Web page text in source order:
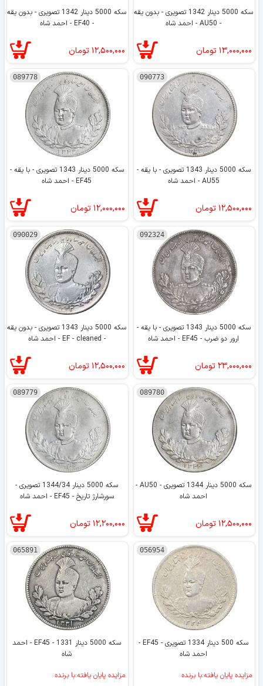
سکه 5000 دینار 1342 تصویری - بدون یقه
- AU50 - احمد شاه
۱۳,۰۰۰,۰۰۰تومان
سکه 5000 دینار 1342 تصویری - بدون یقه
- EF40 - احمد شاه
۱۲,۵۰۰,۰۰۰تومان
090773
سکه 5000 دینار 1343 تصویری - با یقه -
AU55 - احمد شاه
۱۲,۵۰۰,۰۰۰تومان
089778
سکه 5000 دینار 1343 تصویری - با یقه -
EF45 - احمد شاه
۱۲,۰۰۰,۰۰۰تومان
092324
سکه 5000 دینار 1343 تصویری - با یقه -
ارور دو ضرب - EF45 - احمد شاه
۲۳,۰۰۰,۰۰۰تومان
090029
سکه 5000 دینار 1343 تصویری - بدون یقه
- EF - cleaned - احمد شاه
۱۲,۵۰۰,۰۰۰تومان
089780
سکه 5000 دینار 1344 تصویری - AU50 -
احمد شاه
۱۲,۵۰۰,۰۰۰تومان
089779
سکه 5000 دینار 1344/34 تصویری -
سورشارژ تاریخ - EF45 - احمد شاه
۱۲,۲۰۰,۰۰۰تومان
056954
سکه 500 دینار 1334 تصویری - EF45 -
احمد شاه
مزایده پایان یافته:با برنده
065891
سکه 5000 دینار 1331 - EF45 - احمد
شاه
مزایده پایان یافته:با برنده